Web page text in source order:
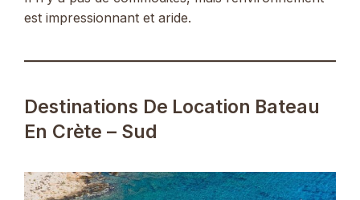
est impressionnant et aride.
Destinations De Location Bateau
En Crète – Sud